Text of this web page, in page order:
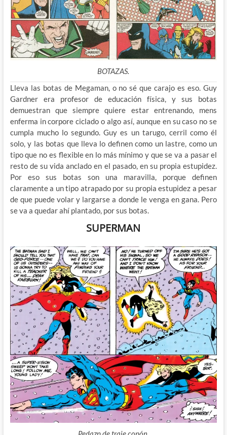
BOTAZAS.
Lleva las botas de Megaman, o no sé que carajo es eso. Guy
Gardner era profesor de educación física, y sus botas
demuestran que siempre quiere estar entrenando, mens
enferma in corpore ciclado o algo así, aunque en su caso no se
cumpla mucho lo segundo. Guy es un tarugo, cerril como él
solo, y las botas que lleva lo definen como un lastre, como un
tipo que no es flexible en lo más mínimo y que se va a pasar el
resto de su vida anclado en el pasado, en su propia estupidez.
Por eso sus botas son una maravilla, porque definen
claramente a un tipo atrapado por su propia estupidez a pesar
de que puede volar y largarse a donde le venga en gana. Pero
se va a quedar ahí plantado, por sus botas.
SUPERMAN